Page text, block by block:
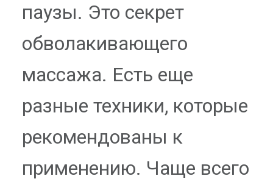
паузы. Это секрет
обволакивающего
массажа. Есть еще
разные техники, которые
рекомендованы к
применению. Чаще всего